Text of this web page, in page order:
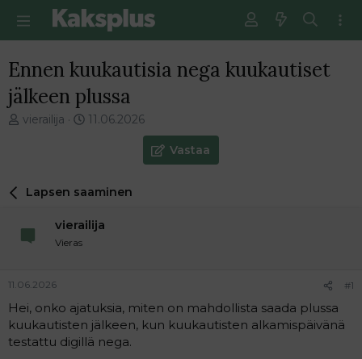
Ennen kuukautisia nega kuukautiset
jälkeen plussa
V
e
t
n
a
o
i
vierailija
E
m
i
i
e
s
t
11.06.2026
Vastaa
Lapsen saaminen
vierailija
Vieras
11.06.2026 #1
Hei, onko ajatuksia, miten on mahdollista saada plussa
kuukautisten jälkeen, kun kuukautisten alkamispäivänä
testattu digillä nega.